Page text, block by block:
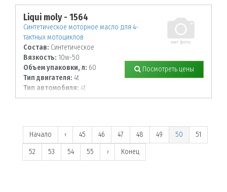
Liqui moly - 1564
Синтетическое моторное масло для 4-
тактных мотоциклов
Состав: Синтетическое
Вязкость: 10w-50
Объем упаковки, л: 60
Тип двигателя: 4t
Тип автомобиля: 4t
Посмотреть цены
Начало ‹ 45 46 47 48 49 50
51
52
53 54 55 › Конец